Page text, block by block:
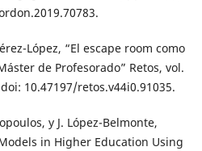
López, “El escape room como
de Profesorado” Retos, vol.
10.47197/retos.v44i0.91035.
y J. López-Belmonte,
in Higher Education Using